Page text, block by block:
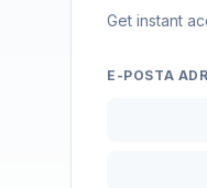
Get instant
E-POSTA